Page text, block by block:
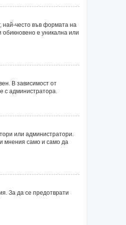
най-често във формата на
обикновено е уникална или
В зависимост от
с администратора.
или администратори.
мнения само и само да
За да се предотврати